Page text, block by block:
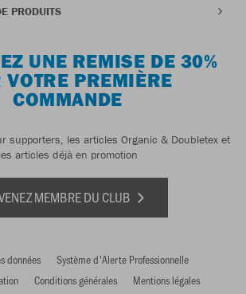
PRODUITS
UNE REMISE DE 30%
VOTRE PREMIÈRE
COMMANDE
supporters, les articles Organic & Doubletex et
les articles déjà en promotion
MEMBRE DU CLUB
données
Système d'Alerte Professionnelle
Conditions générales Mentions légales